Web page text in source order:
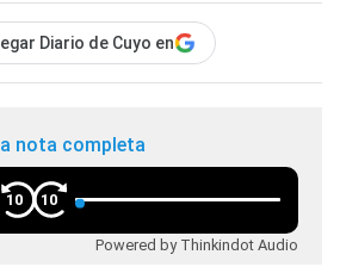
Diario de Cuyo en
nota completa
10 10
Powered by Thinkindot Audio